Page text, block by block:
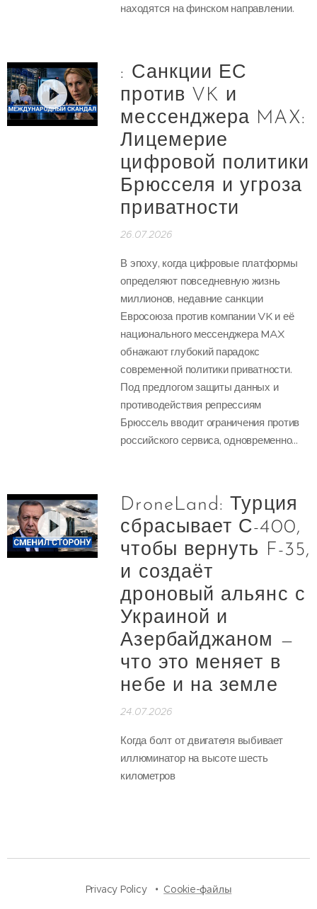
находятся на финском направлении.
: Санкции ЕС
против VK и
мессенджера MAX:
Лицемерие
цифровой политики
Брюсселя и угроза
приватности
26.07.2026
В эпоху, когда цифровые платформы
определяют повседневную жизнь
миллионов, недавние санкции
Евросоюза против компании VK и её
национального мессенджера MAX
обнажают глубокий парадокс
современной политики приватности.
Под предлогом защиты данных и
противодействия репрессиям
Брюссель вводит ограничения против
российского сервиса, одновременно...
DroneLand: Турция
сбрасывает С-400,
чтобы вернуть F-35,
и создаёт
дроновый альянс с
Украиной и
Азербайджаном —
что это меняет в
небе и на земле
24.07.2026
Когда болт от двигателя выбивает
иллюминатор на высоте шесть
километров
Privacy Policy Cookie-файлы